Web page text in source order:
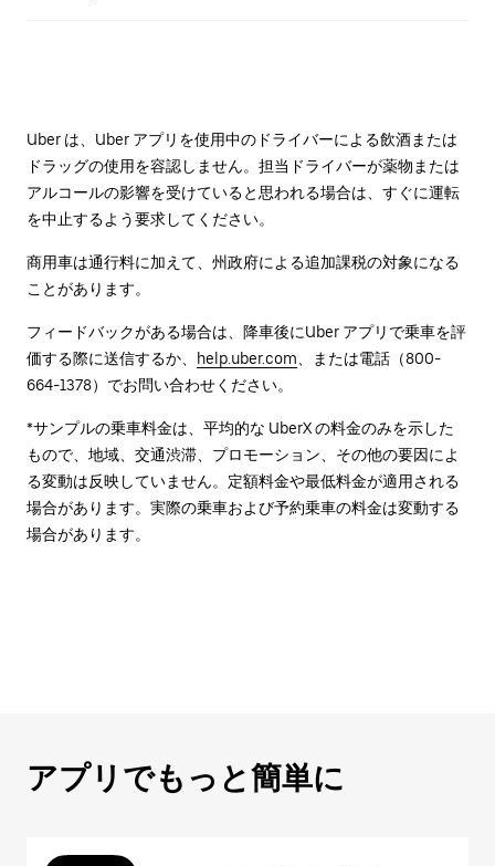
Uber は、Uber アプリを使用中のドライバーによる飲酒または
ドラッグの使用を容認しません。担当ドライバーが薬物または
アルコールの影響を受けていると思われる場合は、すぐに運転
を中止するよう要求してください。
商用車は通行料に加えて、州政府による追加課税の対象になる
ことがあります。
フィードバックがある場合は、降車後に⁠Uber アプリで乗車を評
価する際に送信するか、
help.uber.com 、または電話（800-
664-1378）でお問い合わせください。
*サンプルの乗車料金は、平均的な UberX の料金のみを示した
もので、地域、交通渋滞、プロモーション、その他の要因によ
る変動は反映していません。定額料金や最低料金が適用される
場合があります。実際の乗車および予約乗車の料金は変動する
場合があります。
アプリでもっと簡単に